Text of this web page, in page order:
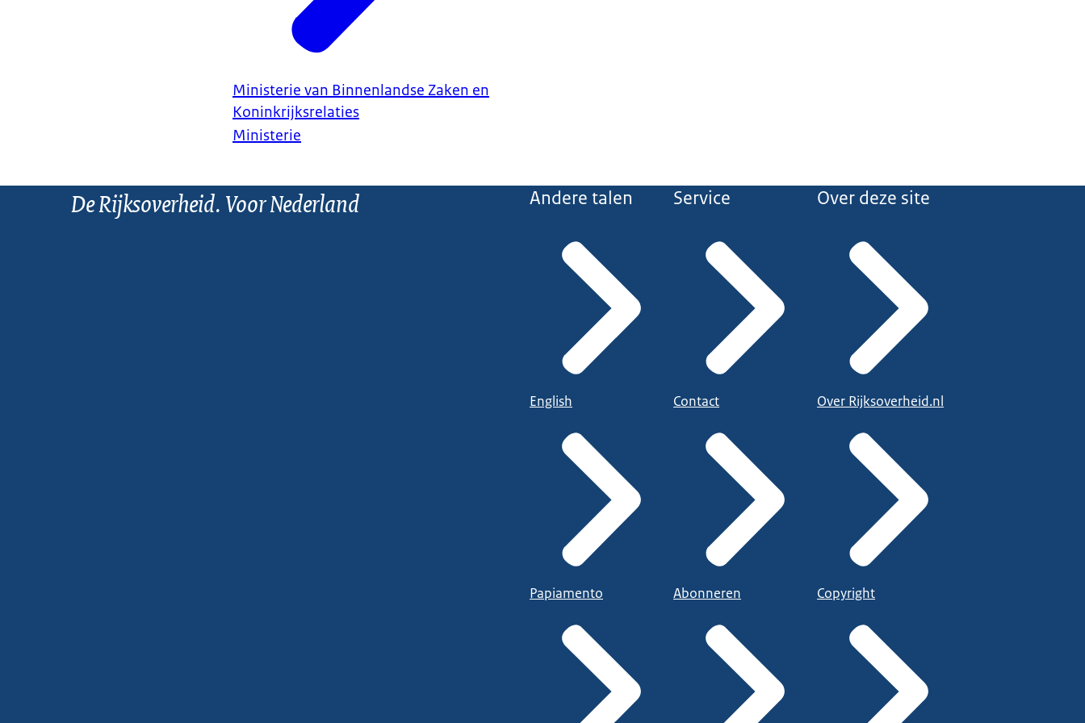
Ministerie van Binnenlandse Zaken en
Koninkrijksrelaties
Ministerie
De Rijksoverheid. Voor Nederland Andere talen
English
Papiamento
Service
Contact
Abonneren
Over deze site
Over Rijksoverheid.nl
Copyright